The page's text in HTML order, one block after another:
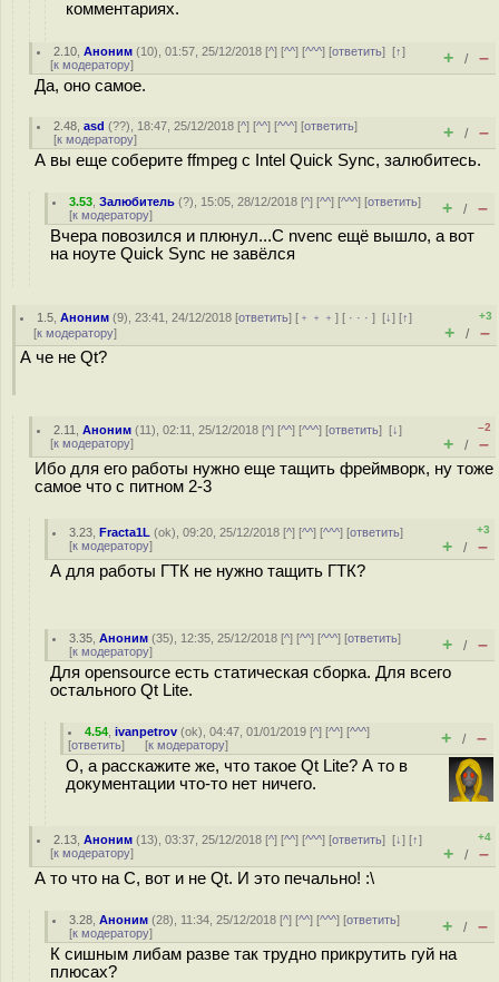
комментариях.
2.10 ,Аноним (10), 01:57, 25/12/2018 [^] [^^] [^^^] [ответить][↑]
[к модератору] + / –
Да, оно самое.
2.48 ,asd (??), 18:47, 25/12/2018 [^] [^^] [^^^] [ответить]
[к модератору] + / –
А вы еще соберите ffmpeg с Intel Quick Sync, залюбитесь.
3.53 ,Залюбитель (?), 15:05, 28/12/2018 [^] [^^] [^^^] [ответить]
[к модератору] + / –
Вчера повозился и плюнул...С nvenc ещё вышло, а вот
на ноуте Quick Sync не завёлся
1.5 ,Аноним (9), 23:41, 24/12/2018 [ответить] [ ﹢﹢﹢] [ · · ·][↓] [↑]
[к модератору]
+3
+ / –
А че не Qt?
2.11 ,Аноним (11), 02:11, 25/12/2018 [^] [^^] [^^^] [ответить][↓]
[к модератору]
–2
+ / –
Ибо для его работы нужно еще тащить фреймворк, ну тоже
самое что с питном 2-3
3.23 ,Fracta1L (ok), 09:20, 25/12/2018 [^] [^^] [^^^] [ответить]
[к модератору]
+3
+ / –
А для работы ГТК не нужно тащить ГТК?
3.35 ,Аноним (35), 12:35, 25/12/2018 [^] [^^] [^^^] [ответить]
[к модератору] + / –
Для opensource есть статическая сборка. Для всего
остального Qt Lite.
4.54 ,ivanpetrov (ok), 04:47, 01/01/2019 [^] [^^] [^^^]
[ответить] [к модератору] + / –
О, а расскажите же, что такое Qt Lite? А то в
документации что-то нет ничего.
2.13 ,Аноним (13), 03:37, 25/12/2018 [^] [^^] [^^^] [ответить][↓] [↑]
[к модератору]
+4
+ / –
А то что на С, вот и не Qt. И это печально! :\
3.28 ,Аноним (28), 11:34, 25/12/2018 [^] [^^] [^^^] [ответить]
[к модератору] + / –
К сишным либам разве так трудно прикрутить гуй на
плюсах?